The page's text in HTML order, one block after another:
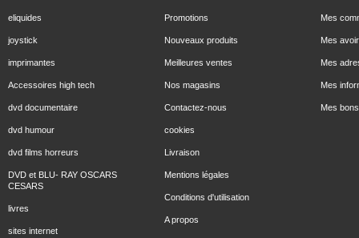
eliquides
joystick
imprimantes
Accessoires high tech
dvd documentaire
dvd humour
dvd films horreurs
DVD et BLU- RAY OSCARS
CESARS
livres
sites internet
Promotions
Nouveaux produits
Meilleures ventes
Nos magasins
Contactez-nous
cookies
Livraison
Mentions légales
Conditions d'utilisation
A propos
Mes
Mes
Mes
Mes
Mes